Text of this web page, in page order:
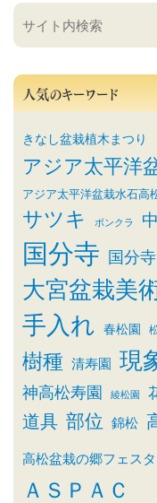
人気のキーワード
きなし盆栽植木まつり
アジア太平洋
アジア太平洋盆栽水石高
サツキ ボンクラ
国分寺 国分
大宮盆栽美
手入れ 春松園
樹種 清寿園 現
神高松寿園 綾松園
道具 部位 錦松
高松盆栽の郷フェスタ
ＡＳＰＡＣ